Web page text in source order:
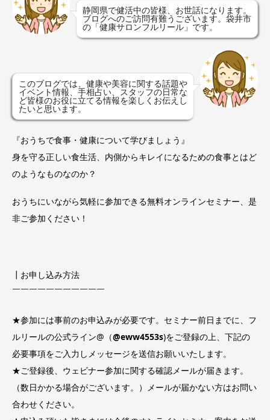
静岡県で健活中の皆様、お世話になります。
ブログへのご訪問有難うございます。袋井市
の「健康サロンフルリール」です。
このブログでは、健康や美容に関する話題や
イベント情報、手相占い、スタッフの日常な
ど皆様のお役に立てる情報を楽しくお伝えし
たいと思います。
『おうちで食事・健康について学びましょう』
身を守る正しい食生活、内側からキレイになるための食事とはど
のようなものなのか？
おうちにいながら気軽に参加できる無料オンラインセミナー、是
非ご参加ください！
┃お申し込み方法
￣￣￣￣￣￣￣￣￣￣￣
★参加には事前のお申込みが必要です。セミナー前日までに、フ
ルリールの公式ライン@（@eww4553s)をご登録の上、下記の
必要事項をご入力しメッセージを送信お願いいたします。
★ご登録後、ウェビナー参加に関する確認メールが届きます。
（数日かかる場合がございます。）メールが届かない方はお問い
合わせください。